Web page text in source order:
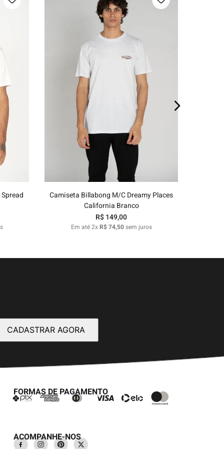
P GG
Adicionar ao carrinho
Camiseta Billabong M/C Dreamy Places
California Branco
R$149,00
Em até2xR$74,50sem juros
CADASTRAR AGORA
FORMAS DE PAGAMENTO
ACOMPANHE-NOS